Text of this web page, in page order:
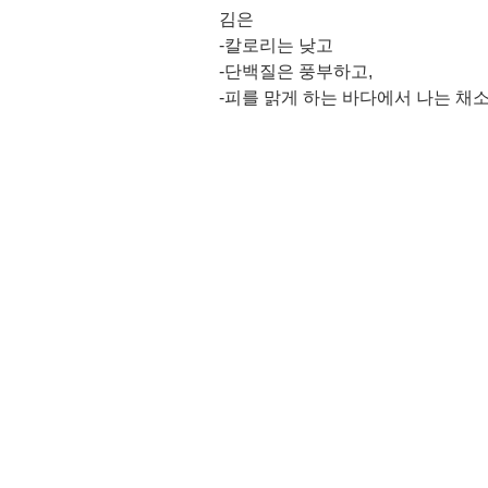
김은
-칼로리는 낮고
-단백질은 풍부하고,
-피를 맑게 하는 바다에서 나는 채